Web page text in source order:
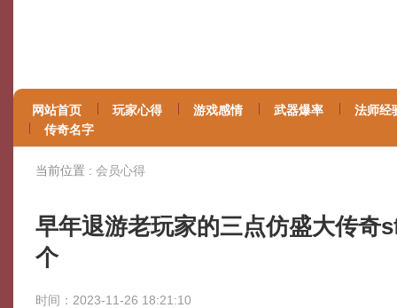
网站首页 玩家心得 游戏感情 武器爆率
法师经
传奇名字
当前位置 : 会员心得
早年退游老玩家的三点仿盛大传奇
个
时间：2023-11-26 18:21:10